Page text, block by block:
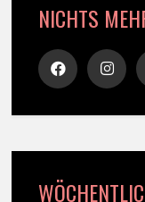
NICHTS